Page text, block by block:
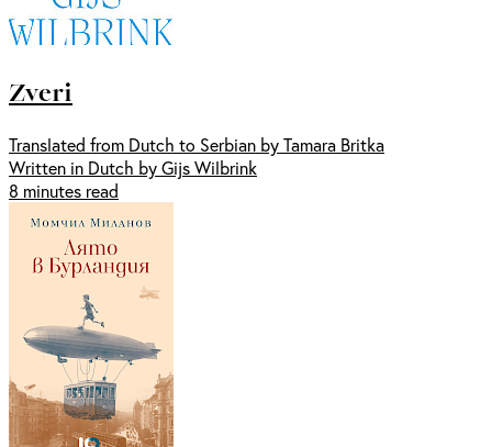
Zveri
Translated from Dutch to Serbian by Tamara Britka
Written in Dutch by Gijs Wilbrink
8 minutes read